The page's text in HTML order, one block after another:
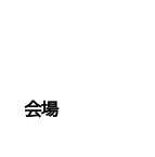
会場